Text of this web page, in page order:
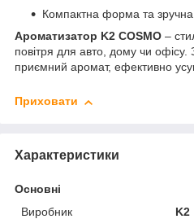
Компактна форма та зручна
Ароматизатор K2 COSMO –
повітря для авто, дому чи офісу.
приємний аромат, ефективно
Приховати
Характеристики
Основні
Виробник
K2